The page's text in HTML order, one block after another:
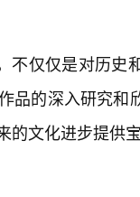
不仅仅是对历史
品的深入研究和
的文化进步提供